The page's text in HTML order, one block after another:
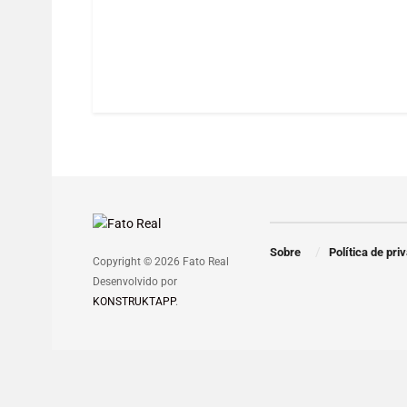
Copyright © 2026 Fato Real
Desenvolvido por
KONSTRUKTAPP.
Sobre Política de